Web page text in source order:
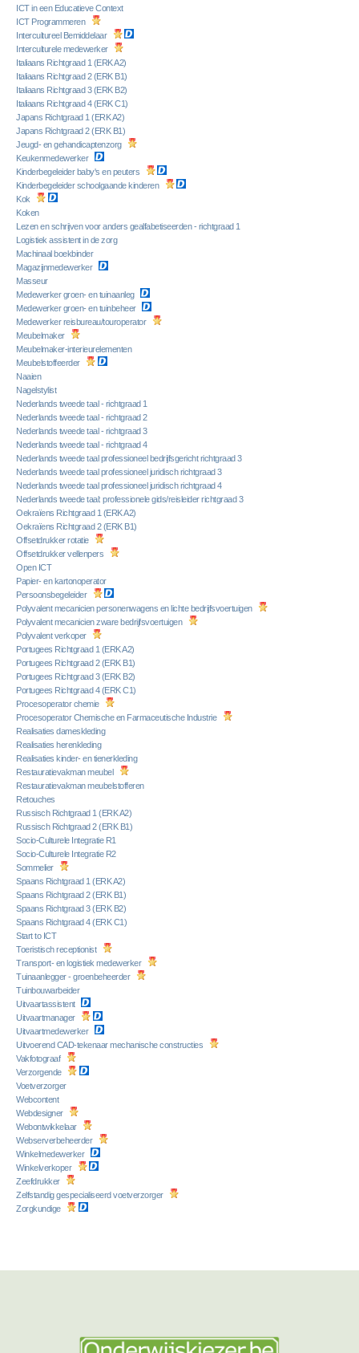
ICT in een Educatieve Context
ICT Programmeren
Intercultureel Bemiddelaar
Interculturele medewerker
Italiaans Richtgraad 1 (ERK A2)
Italiaans Richtgraad 2 (ERK B1)
Italiaans Richtgraad 3 (ERK B2)
Italiaans Richtgraad 4 (ERK C1)
Japans Richtgraad 1 (ERK A2)
Japans Richtgraad 2 (ERK B1)
Jeugd- en gehandicaptenzorg
Keukenmedewerker
Kinderbegeleider baby's en peuters
Kinderbegeleider schoolgaande kinderen
Kok
Koken
Lezen en schrijven voor anders gealfabetiseerden - richtgraad 1
Logistiek assistent in de zorg
Machinaal boekbinder
Magazijnmedewerker
Masseur
Medewerker groen- en tuinaanleg
Medewerker groen- en tuinbeheer
Medewerker reisbureau/touroperator
Meubelmaker
Meubelmaker-interieurelementen
Meubelstoffeerder
Naaien
Nagelstylist
Nederlands tweede taal - richtgraad 1
Nederlands tweede taal - richtgraad 2
Nederlands tweede taal - richtgraad 3
Nederlands tweede taal - richtgraad 4
Nederlands tweede taal professioneel bedrijfsgericht richtgraad 3
Nederlands tweede taal professioneel juridisch richtgraad 3
Nederlands tweede taal professioneel juridisch richtgraad 4
Nederlands tweede taal: professionele gids/reisleider richtgraad 3
Oekraïens Richtgraad 1 (ERK A2)
Oekraïens Richtgraad 2 (ERK B1)
Offsetdrukker rotatie
Offsetdrukker vellenpers
Open ICT
Papier- en kartonoperator
Persoonsbegeleider
Polyvalent mecanicien personenwagens en lichte bedrijfsvoertuigen
Polyvalent mecanicien zware bedrijfsvoertuigen
Polyvalent verkoper
Portugees Richtgraad 1 (ERK A2)
Portugees Richtgraad 2 (ERK B1)
Portugees Richtgraad 3 (ERK B2)
Portugees Richtgraad 4 (ERK C1)
Procesoperator chemie
Procesoperator Chemische en Farmaceutische Industrie
Realisaties dameskleding
Realisaties herenkleding
Realisaties kinder- en tienerkleding
Restauratievakman meubel
Restauratievakman meubelstofferen
Retouches
Russisch Richtgraad 1 (ERK A2)
Russisch Richtgraad 2 (ERK B1)
Socio-Culturele Integratie R1
Socio-Culturele Integratie R2
Sommelier
Spaans Richtgraad 1 (ERK A2)
Spaans Richtgraad 2 (ERK B1)
Spaans Richtgraad 3 (ERK B2)
Spaans Richtgraad 4 (ERK C1)
Start to ICT
Toeristisch receptionist
Transport- en logistiek medewerker
Tuinaanlegger - groenbeheerder
Tuinbouwarbeider
Uitvaartassistent
Uitvaartmanager
Uitvaartmedewerker
Uitvoerend CAD-tekenaar mechanische constructies
Vakfotograaf
Verzorgende
Voetverzorger
Webcontent
Webdesigner
Webontwikkelaar
Webserverbeheerder
Winkelmedewerker
Winkelverkoper
Zeefdrukker
Zelfstandig gespecialiseerd voetverzorger
Zorgkundige